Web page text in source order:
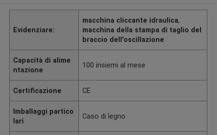
Evidenziare:
macchina cliccante idraulica,
macchina della stampa di taglio del
braccio dell'oscillazione
Capacità di alime
ntazione
100 insiemi al mese
Certificazione CE
Imballaggi partico
lari
Caso di legno